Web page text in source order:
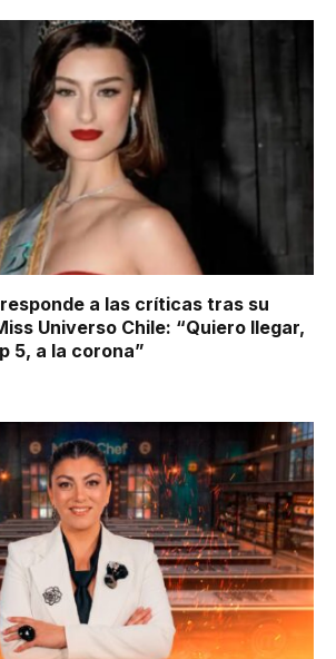
a las críticas tras su
Universo Chile: “Quiero llegar,
5, a la corona”